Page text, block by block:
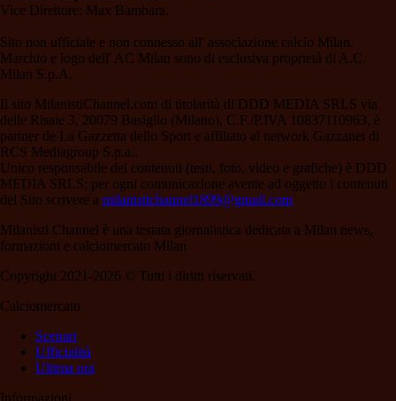
Vice Direttore: Max Bambara.
Sito non ufficiale e non connesso all' associazione calcio Milan.
Marchio e logo dell' AC Milan sono di esclusiva proprietà di A.C.
Milan S.p.A.
Il sito MilanistiChannel.com di titolarità di DDD MEDIA SRLS via
delle Risaie 3, 20079 Basiglio (Milano), C.F./P.IVA 10837110963, è
partner de La Gazzetta dello Sport e affiliato al network Gazzanet di
RCS Mediagroup S.p.a..
Unico responsabile dei contenuti (testi, foto, video e grafiche) è DDD
MEDIA SRLS; per ogni comunicazione avente ad oggetto i contenuti
del Sito scrivere a milanistichannel1899@gmail.com
Milanisti Channel è una testata giornalistica dedicata a Milan news,
formazioni e calciomercato Milan
Copyright 2021-2026 © Tutti i diritti riservati.
Calciomercato
Scenari
Ufficialità
Ultima ora
Informazioni